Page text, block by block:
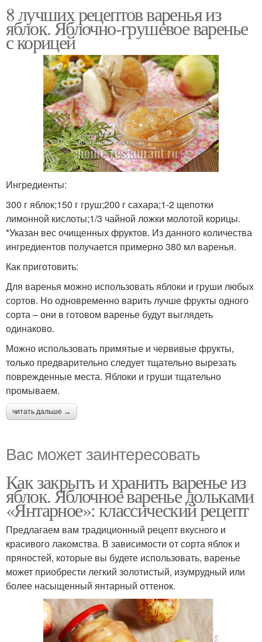
8 лучших рецептов варенья из
яблок. Яблочно-грушевое варенье
с корицей
Ингредиенты:
300 г яблок;150 г груш;200 г сахара;1-2 щепотки
лимонной кислоты;1/3 чайной ложки молотой корицы.
*Указан вес очищенных фруктов. Из данного количества
ингредиентов получается примерно 380 мл варенья.
Как приготовить:
Для варенья можно использовать яблоки и груши любых
сортов. Но одновременно варить лучше фрукты одного
сорта – они в готовом варенье будут выглядеть
одинаково.
Можно использовать примятые и червивые фрукты,
только предварительно следует тщательно вырезать
поврежденные места. Яблоки и груши тщательно
промываем.
читать дальше →
Вас может заинтересовать
Как закрыть и хранить варенье из
яблок. Яблочное варенье дольками
«Янтарное»: классический рецепт
Предлагаем вам традиционный рецепт вкусного и
красивого лакомства. В зависимости от сорта яблок и
пряностей, которые вы будете использовать, варенье
может приобрести легкий золотистый, изумрудный или
более насыщенный янтарный оттенок.